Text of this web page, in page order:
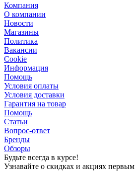
Компания
О компании
Новости
Магазины
Политика
Вакансии
Сookie
Информация
Помощь
Условия оплаты
Условия доставки
Гарантия на товар
Помощь
Статьи
Вопрос-ответ
Бренды
Обзоры
Будьте всегда в курсе!
Узнавайте о скидках и акциях первым